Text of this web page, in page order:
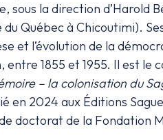
sous la direction d’Harold
du Québec à Chicoutimi).
et l’évolution de la
entre 1855 et 1955. Il est le
– la colonisation du
en 2024 aux Éditions
doctorat de la Fondation